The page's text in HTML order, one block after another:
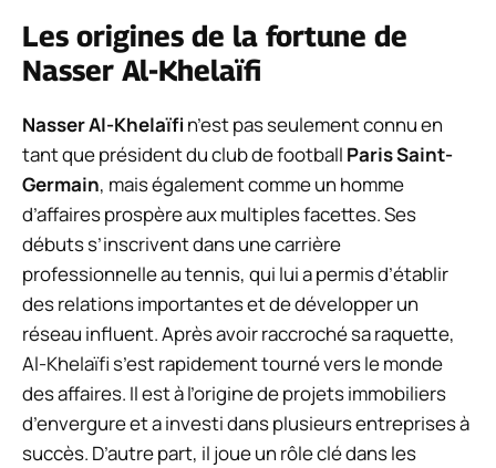
Les origines de la fortune de
Nasser Al-Khelaïfi
Nasser Al-Khelaïfi n’est pas seulement connu en
tant que président du club de football Paris Saint-
Germain, mais également comme un homme
d’affaires prospère aux multiples facettes. Ses
débuts s’inscrivent dans une carrière
professionnelle au tennis, qui lui a permis d’établir
des relations importantes et de développer un
réseau influent. Après avoir raccroché sa raquette,
Al-Khelaïfi s’est rapidement tourné vers le monde
des affaires. Il est à l’origine de projets immobiliers
d’envergure et a investi dans plusieurs entreprises à
succès. D’autre part, il joue un rôle clé dans les